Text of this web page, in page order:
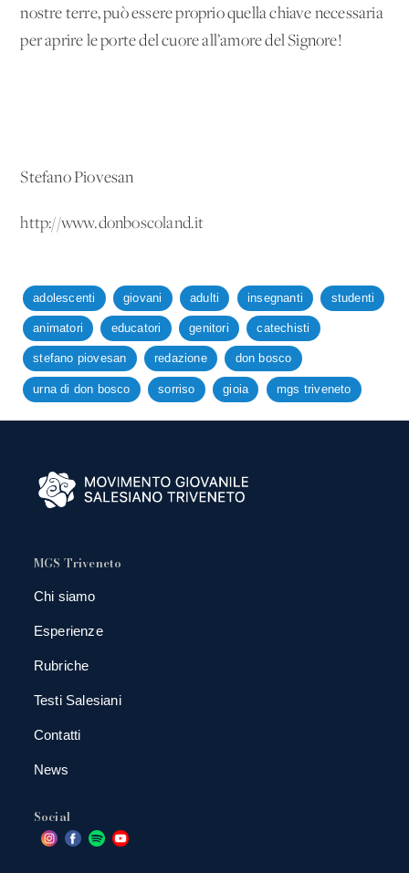
nostre terre, può essere proprio quella chiave necessaria
per aprire le porte del cuore all’amore del Signore!
Stefano Piovesan
http://www.donboscoland.it
adolescenti giovani adulti insegnanti studenti
animatori educatori genitori catechisti
stefano piovesan redazione don bosco
urna di don bosco sorriso gioia mgs triveneto
MGS Triveneto
Chi siamo
Esperienze
Rubriche
Testi Salesiani
Contatti
News
Social